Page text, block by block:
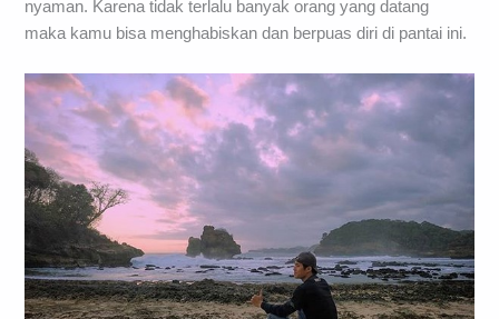
nyaman. Karena tidak terlalu banyak orang yang datang
maka kamu bisa menghabiskan dan berpuas diri di pantai ini.